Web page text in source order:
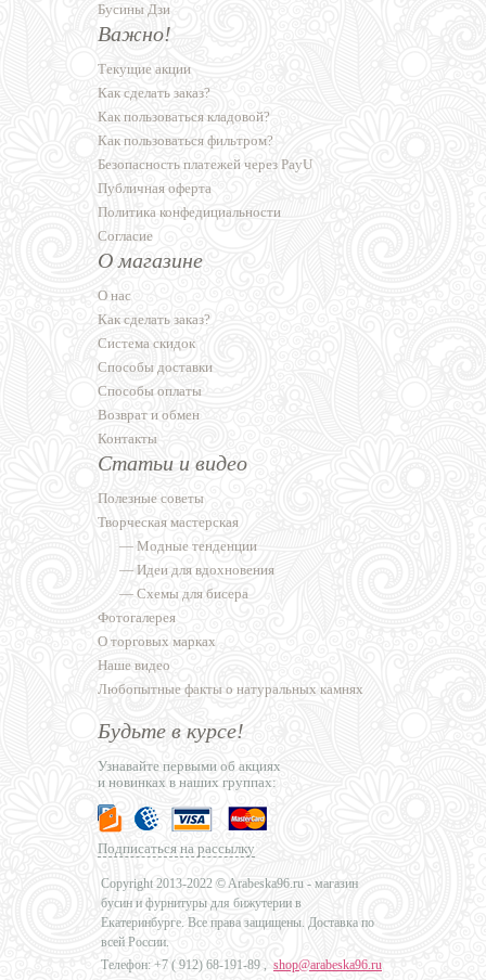
Бусины Дзи
Важно!
Текущие акции
Как сделать заказ?
Как пользоваться кладовой?
Как пользоваться фильтром?
Безопасность платежей через PayU
Публичная оферта
Политика конфедициальности
Согласие
О магазине
О нас
Как сделать заказ?
Система скидок
Способы доставки
Способы оплаты
Возврат и обмен
Контакты
Статьи и видео
Полезные советы
Творческая мастерская
— Модные тенденции
— Идеи для вдохновения
— Схемы для бисера
Фотогалерея
О торговых марках
Наше видео
Любопытные факты о натуральных камнях
Будьте в курсе!
Узнавайте первыми об акциях
и новинках в наших группах:
Подписаться на рассылку
Copyright 2013-2022 © Arabeska96.ru - магазин
бусин и фурнитуры для бижутерии в
Екатеринбурге. Все права защищены. Доставка по
всей России.
Телефон: +7 ( 912) 68-191-89 , shop@arabeska96.ru